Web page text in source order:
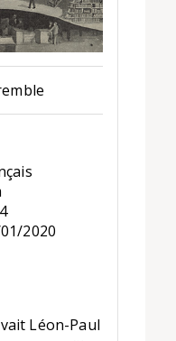
2020
Léon-Paul